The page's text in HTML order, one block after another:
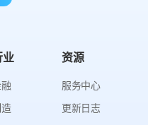
业 资源
服务中心
更新日志